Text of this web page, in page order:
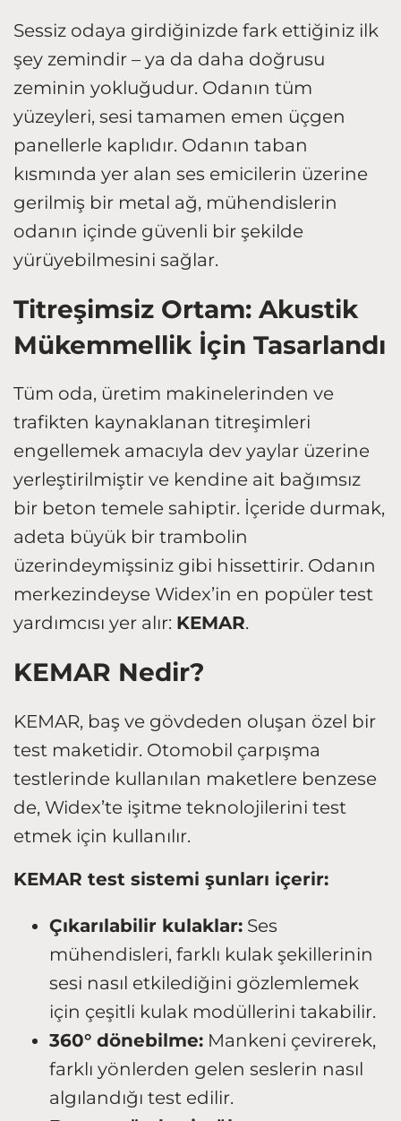
Sessiz odaya girdiğinizde fark ettiğiniz ilk
şey zemindir – ya da daha doğrusu
zeminin yokluğudur. Odanın tüm
yüzeyleri, sesi tamamen emen üçgen
panellerle kaplıdır. Odanın taban
kısmında yer alan ses emicilerin üzerine
gerilmiş bir metal ağ, mühendislerin
odanın içinde güvenli bir şekilde
yürüyebilmesini sağlar.
Titreşimsiz Ortam: Akustik
Mükemmellik İçin Tasarlandı
Tüm oda, üretim makinelerinden ve
trafikten kaynaklanan titreşimleri
engellemek amacıyla dev yaylar üzerine
yerleştirilmiştir ve kendine ait bağımsız
bir beton temele sahiptir. İçeride durmak,
adeta büyük bir trambolin
üzerindeymişsiniz gibi hissettirir. Odanın
merkezindeyse Widex’in en popüler test
yardımcısı yer alır: KEMAR.
KEMAR Nedir?
KEMAR, baş ve gövdeden oluşan özel bir
test maketidir. Otomobil çarpışma
testlerinde kullanılan maketlere benzese
de, Widex’te işitme teknolojilerini test
etmek için kullanılır.
KEMAR test sistemi şunları içerir:
Çıkarılabilir kulaklar: Ses
mühendisleri, farklı kulak şekillerinin
sesi nasıl etkilediğini gözlemlemek
için çeşitli kulak modüllerini takabilir.
360° dönebilme: Mankeni çevirerek,
farklı yönlerden gelen seslerin nasıl
algılandığı test edilir.